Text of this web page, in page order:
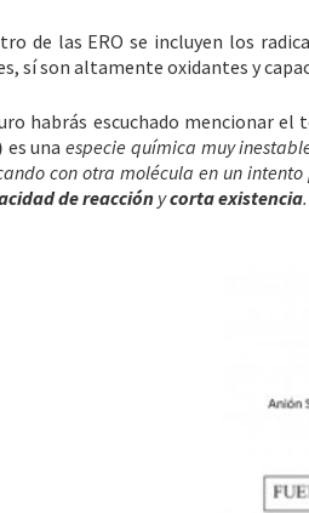
de las ERO se incluyen los
sí son altamente oxidantes y
habrás escuchado mencionar
es unaespecie química muy
con otra molécula en un
de reacciónycorta existencia.